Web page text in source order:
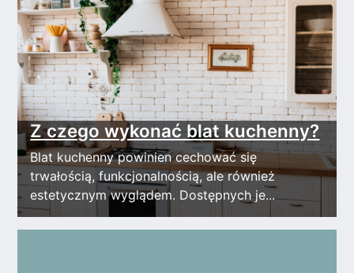
Z czego wykonać blat kuchenny?
Blat kuchenny powinien cechować się
trwałością, funkcjonalnością, ale również
estetycznym wyglądem. Dostępnych je...